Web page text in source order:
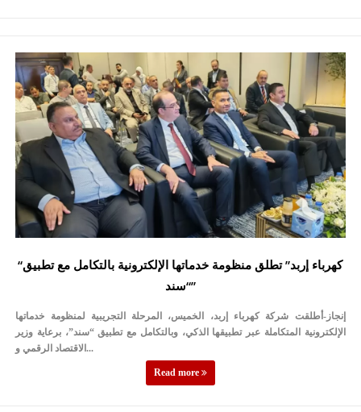
“كهرباء إربد” تطلق منظومة خدماتها الإلكترونية بالتكامل مع تطبيق
“سند”
إنجاز-أطلقت شركة كهرباء إربد، الخميس، المرحلة التجريبية لمنظومة خدماتها
الإلكترونية المتكاملة عبر تطبيقها الذكي، وبالتكامل مع تطبيق “سند”، برعاية وزير
الاقتصاد الرقمي و...
Read more